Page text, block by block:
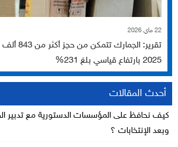
22 ماي 2026
تقرير:
2025 بارتفاع قياسي بلغ 231%
أحدث المقالات
كيف نحافظ على المؤسسات الدستورية مع تدبير
وبعد الإنتخابات ؟